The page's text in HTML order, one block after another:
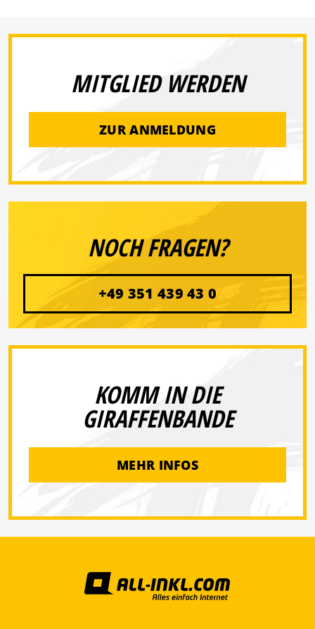
MITGLIED WERDEN
ZUR ANMELDUNG
NOCH FRAGEN?
+49 351 439 43 0
KOMM IN DIE
GIRAFFENBANDE
MEHR INFOS